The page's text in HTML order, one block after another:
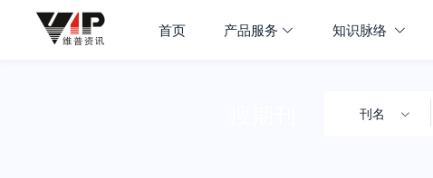
首页 产品服务 知识脉络
刊名